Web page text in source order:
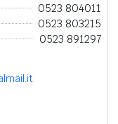
0523 804011
0523 803215
0523 891297